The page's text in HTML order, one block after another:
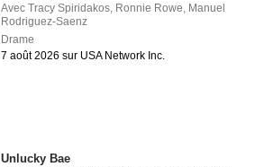
AvecTracy Spiridakos, Ronnie Rowe, Manuel
Rodriguez-Saenz
Drame
7 août 2026 sur USA Network Inc.
Unlucky Bae